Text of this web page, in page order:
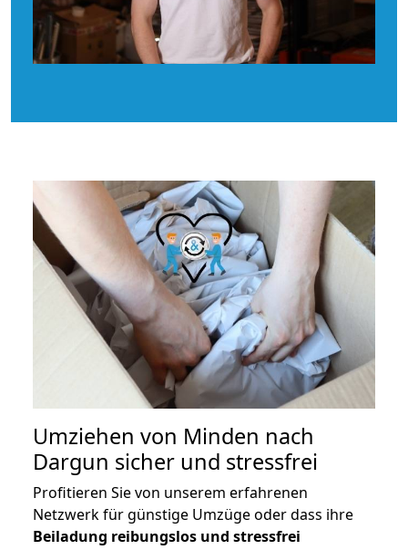
Umziehen von Minden nach
Dargun sicher und stressfrei
Profitieren Sie von unserem erfahrenen
Netzwerk für günstige Umzüge oder dass ihre
Beiladung reibungslos und stressfrei